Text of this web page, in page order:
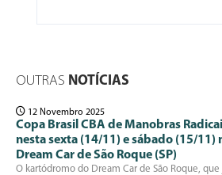
OUTRAS NOTÍCIAS
12 Novembro 2025
Copa Brasil CBA de Manobras
nesta sexta (14/11) e sábado (15/
Dream Car de São Roque (SP)
O kartódromo do Dream Car de São Roque,